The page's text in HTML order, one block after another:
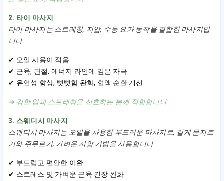
2. 타이 마사지
타이 마사지는 스트레칭, 지압, 수동 요가 동작을 결합한 마사지입
니다.
✔ 오일 사용이 적음
✔ 근육, 관절, 에너지 라인에 깊은 자극
✔ 유연성 향상, 뻣뻣함 완화, 혈액 순환 개선
➜ 강한 압과 스트레칭을 선호하는 분께 적합합니다.
3. 스웨디시 마사지
스웨디시 마사지는 오일을 사용한 부드러운 마사지로, 길게 문지르
기와 주무르기, 가벼운 지압 기법을 사용합니다.
✔ 부드럽고 편안한 이완
✔ 스트레스 및 가벼운 근육 긴장 완화